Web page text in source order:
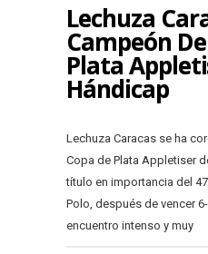
Lechuza
Campeón
Plata
Hándicap
Lechuza Caracas se ha
Copa de Plata Appletiser
título en importancia del
Polo, después de vencer
encuentro intenso y muy